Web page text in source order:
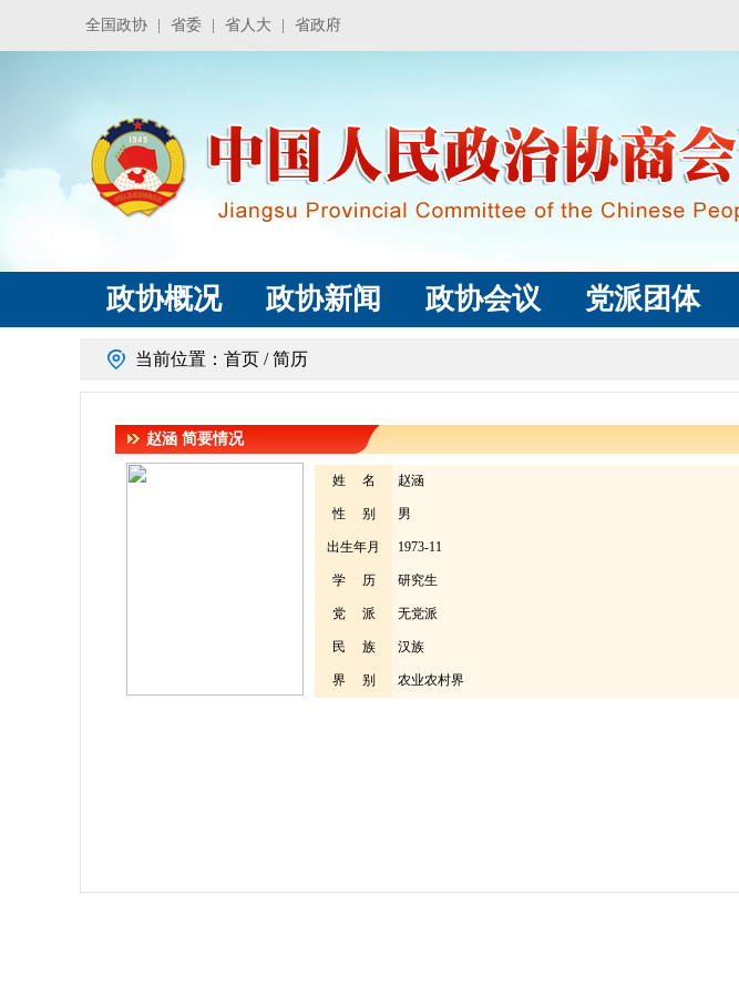
全国政协 省委 省人大 省政府
政协概况 政协新闻 政协会议 党派团体
当前位置： 首页 / 简历
赵涵 简要情况
姓 名 赵涵
性 别 男
出生年月 1973-11
学 历 研究生
党 派 无党派
民 族 汉族
界 别 农业农村界